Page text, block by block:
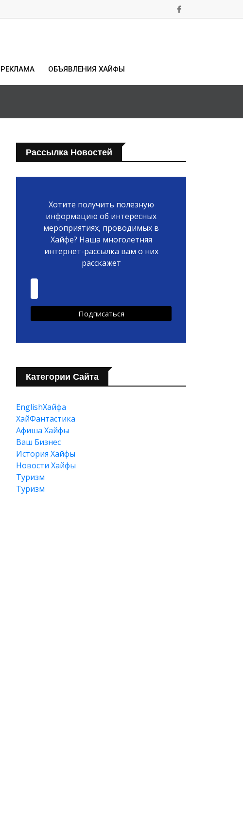
РЕКЛАМА ОБЪЯВЛЕНИЯ ХАЙФЫ
Рассылка Новостей
Хотите получить полезную
информацию об интересных
мероприятиях, проводимых в
Хайфе? Наша многолетняя
интернет-рассылка вам о них
расскажет
Категории Сайта
EnglishХайфа
XайФантастика
Афиша Хайфы
Ваш Бизнес
История Хайфы
Новости Хайфы
Туризм
Туризм